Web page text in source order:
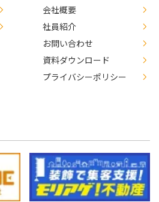
会社概要
社員紹介
お問い合わせ
資料ダウンロード
プライバシーポリシー